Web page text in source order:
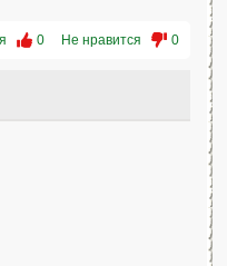
0 Не нравится 0